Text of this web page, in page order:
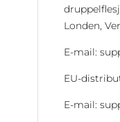
Londen,
E-mail:
EU-
E-mail: